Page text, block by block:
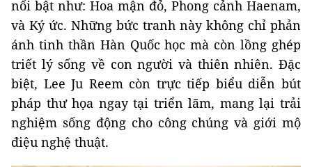
nổi bật như: Hoa mận đỏ, Phong cảnh Haenam,
và Ký ức. Những bức tranh này không chỉ phản
ánh tinh thần Hàn Quốc học mà còn lồng ghép
triết lý sống về con người và thiên nhiên. Đặc
biệt, Lee Ju Reem còn trực tiếp biểu diễn bút
pháp thư họa ngay tại triển lãm, mang lại trải
nghiệm sống động cho công chúng và giới mộ
điệu nghệ thuật.